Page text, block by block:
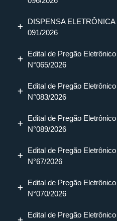
DISPENSA ELETRÔNICA
091/2026
Edital de Pregão Eletrônico
N°065/2026
Edital de Pregão Eletrônico
N°083/2026
Edital de Pregão Eletrônico
N°089/2026
Edital de Pregão Eletrônico
N°67/2026
Edital de Pregão Eletrônico
N°070/2026
Edital de Pregão Eletrônico